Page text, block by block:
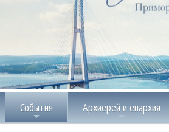
События Архиерей и епархия